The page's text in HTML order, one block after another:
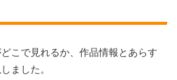
どこで見れるか、作品情報とあらす
ました。